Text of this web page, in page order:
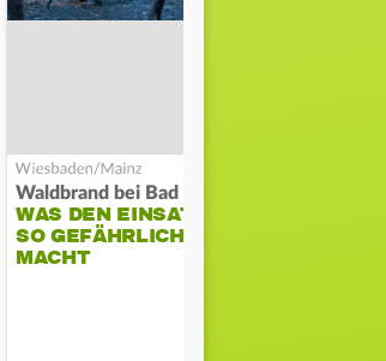
WAS DEN EINSATZ
SO GEFÄHRLICH
MACHT